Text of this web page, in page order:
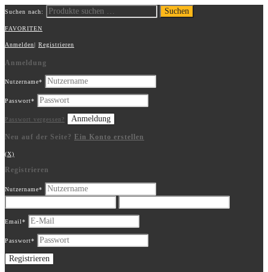
Suchen nach: Suchen
FAVORITEN
Anmelden| Registrieren
Anmeldung
Nutzername*
Passwort*
Passwort vergessen?
Neu auf der Seite? Ein Konto erstellen
(X)
Registrieren
Nutzername*
Email*
Passwort*